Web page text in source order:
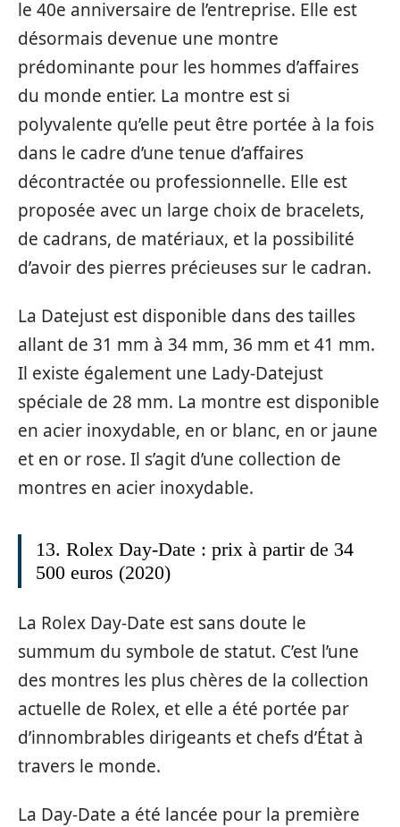
le 40e anniversaire de l’entreprise. Elle est
désormais devenue une montre
prédominante pour les hommes d’affaires
du monde entier. La montre est si
polyvalente qu’elle peut être portée à la fois
dans le cadre d’une tenue d’affaires
décontractée ou professionnelle. Elle est
proposée avec un large choix de bracelets,
de cadrans, de matériaux, et la possibilité
d’avoir des pierres précieuses sur le cadran.
La Datejust est disponible dans des tailles
allant de 31 mm à 34 mm, 36 mm et 41 mm.
Il existe également une Lady-Datejust
spéciale de 28 mm. La montre est disponible
en acier inoxydable, en or blanc, en or jaune
et en or rose. Il s’agit d’une collection de
montres en acier inoxydable.
13. Rolex Day-Date : prix à partir de 34
500 euros (2020)
La Rolex Day-Date est sans doute le
summum du symbole de statut. C’est l’une
des montres les plus chères de la collection
actuelle de Rolex, et elle a été portée par
d’innombrables dirigeants et chefs d’État à
travers le monde.
La Day-Date a été lancée pour la première